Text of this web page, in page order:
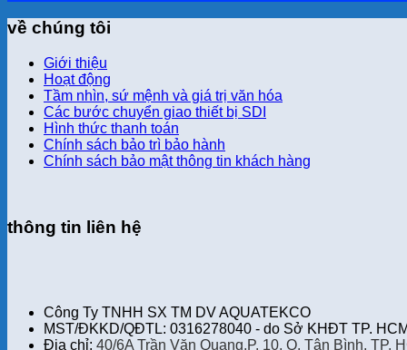
về chúng tôi
Giới thiệu
Hoạt động
Tầm nhìn, sứ mệnh và giá trị văn hóa
Các bước chuyển giao thiết bị SDI
Hình thức thanh toán
Chính sách bảo trì bảo hành
Chính sách bảo mật thông tin khách hàng
thông tin liên hệ
Công Ty TNHH SX TM DV AQUATEKCO
MST/ĐKKD/QĐTL: 0316278040 - do Sở KHĐT TP.
Địa chỉ: 40/6A Trần Văn Quang,P. 10, Q. Tân Bình, TP.